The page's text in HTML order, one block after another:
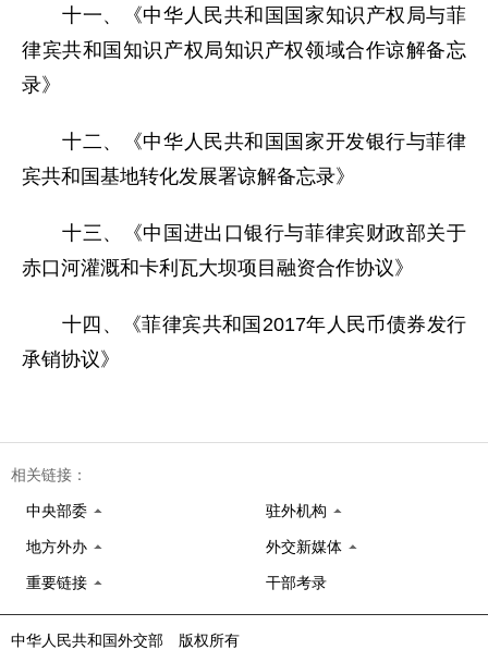
十一、《中华人民共和国国家知识产权局与菲
律宾共和国知识产权局知识产权领域合作谅解备忘
录》
十二、《中华人民共和国国家开发银行与菲律
宾共和国基地转化发展署谅解备忘录》
十三、《中国进出口银行与菲律宾财政部关于
赤口河灌溉和卡利瓦大坝项目融资合作协议》
十四、《菲律宾共和国2017年人民币债券发行
承销协议》
相关链接：
中央部委 驻外机构
地方外办 外交新媒体
重要链接 干部考录
中华人民共和国外交部 版权所有